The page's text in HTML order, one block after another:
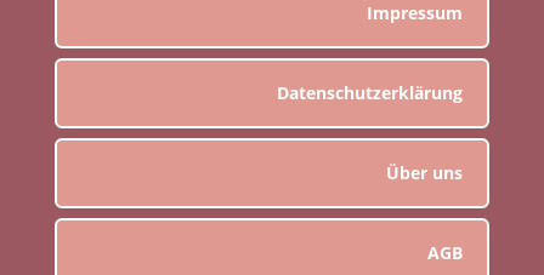
Impressum
Datenschutzerklärung
Über uns
AGB